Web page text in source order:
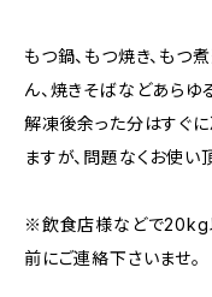
もつ鍋、もつ焼き、もつ
ん、焼きそばなどあらゆ
解凍後余った分はすぐ
ますが、問題なくお使い
※飲食店様などで20kg
前にご連絡下さいませ。